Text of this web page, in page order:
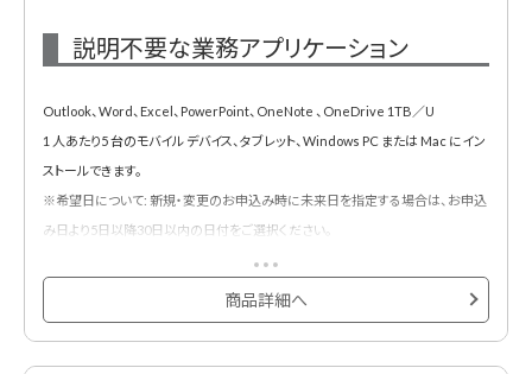
説明不要な業務アプリケーション
Outlook、Word、Excel、PowerPoint、OneNote 、OneDrive 1TB／U
1 人あたり5 台のモバイル デバイス、タブレット、Windows PC または Mac にイン
ストールできます。
※希望日について: 新規・変更のお申込み時に未来日を指定する場合は、お申込
み日より5日以降30日以内の日付をご選択ください。
商品詳細へ